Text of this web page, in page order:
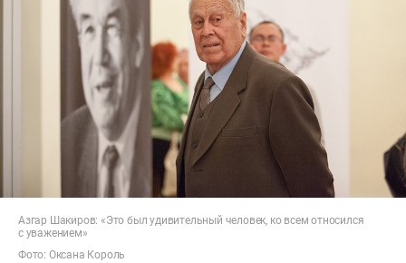
Азгар Шакиров: «Это был удивительный человек, ко всем относился
с уважением»
Фото: Оксана Король